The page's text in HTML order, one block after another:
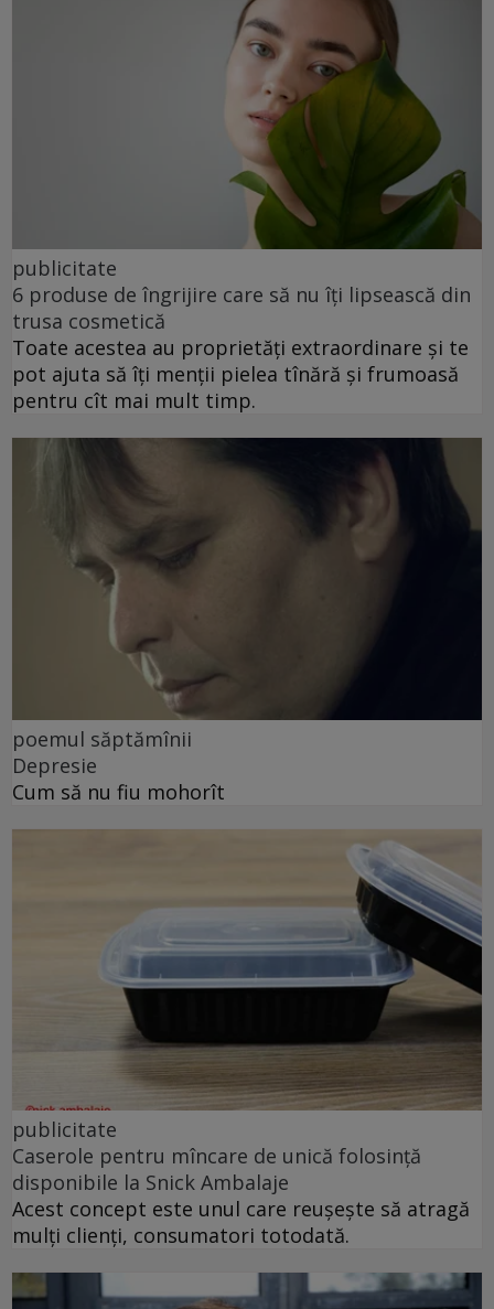
publicitate
6 produse de îngrijire care să nu îți lipsească din
trusa cosmetică
Toate acestea au proprietăți extraordinare și te
pot ajuta să îți menții pielea tînără și frumoasă
pentru cît mai mult timp.
poemul săptămînii
Depresie
Cum să nu fiu mohorît
publicitate
Caserole pentru mîncare de unică folosință
disponibile la Snick Ambalaje
Acest concept este unul care reușește să atragă
mulți clienți, consumatori totodată.